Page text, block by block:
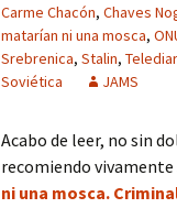
Carme Chacón, Chaves
matarían ni una mosca,
Srebrenica, Stalin,
Soviética
JAMS
Acabo de leer, no sin
recomiendo
ni una mosca.